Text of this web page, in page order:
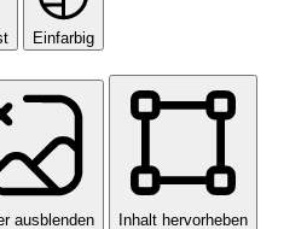
Einfarbig
ausblenden Inhalt hervorheben